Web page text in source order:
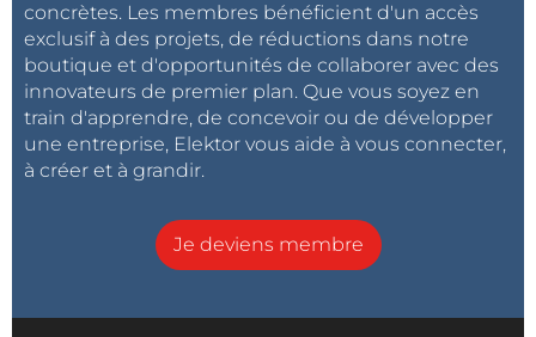
concrètes. Les membres bénéficient d'un accès
exclusif à des projets, de réductions dans notre
boutique et d'opportunités de collaborer avec des
innovateurs de premier plan. Que vous soyez en
train d'apprendre, de concevoir ou de développer
une entreprise, Elektor vous aide à vous connecter,
à créer et à grandir.
Je deviens membre